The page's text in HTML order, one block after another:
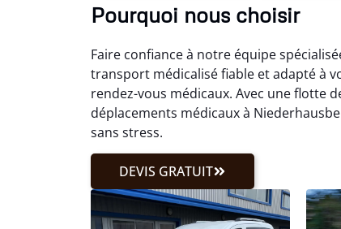
Pourquoi nous choisir
Faire confiance à notre équipe
transport médicalisé fiable et adapté à
rendez-vous médicaux. Avec une flotte
déplacements médicaux à
sans stress.
DEVIS GRATUIT